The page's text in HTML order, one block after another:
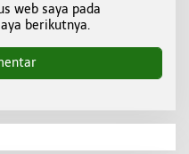
web saya pada
berikutnya.